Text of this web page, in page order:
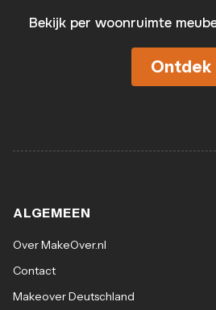
Bekijk per woonruimte
Ontdek
ALGEMEEN
Over MakeOver.nl
Contact
Makeover Deutschland